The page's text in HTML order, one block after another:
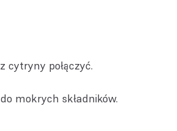
cytryny połączyć.
mokrych składników.